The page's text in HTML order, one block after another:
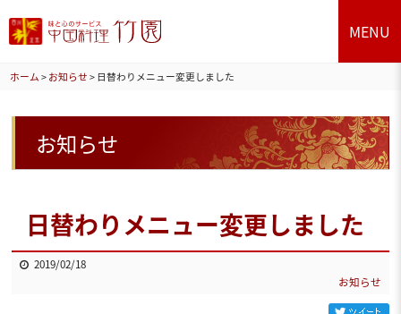
MENU
ホーム > お知らせ > 日替わりメニュー変更しました
お知らせ
日替わりメニュー変更しました
2019/02/18
お知らせ